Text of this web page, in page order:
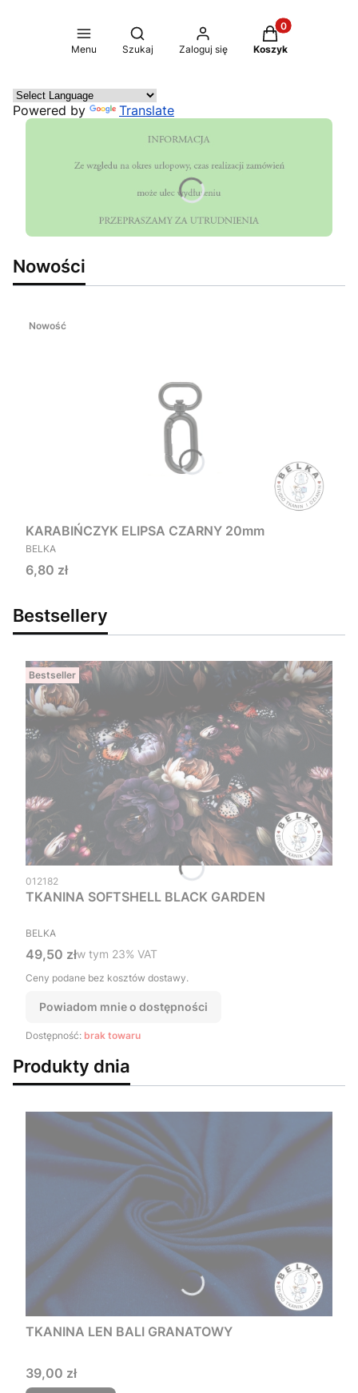
Menu
Otwórz wyszukiwarkę
Szukaj Zaloguj się
Produkty w
Koszyk
Powered by Translate
Nowości
Nowość
KARABIŃCZYK ELIPSA CZARNY 20mm
PRODUCENT
BELKA
Cena
6,80 zł
Bestsellery
Bestseller
Kod produktu
012182
TKANINA SOFTSHELL BLACK GARDEN
PRODUCENT
BELKA
Cena brutto
49,50 złw tym %s VAT
w tym 23% VAT
Ceny podane bez kosztów dostawy.
Powiadom mnie o dostępności
Dostępność: brak towaru
Produkty dnia
TKANINA LEN BALI GRANATOWY
Cena
39,00 zł